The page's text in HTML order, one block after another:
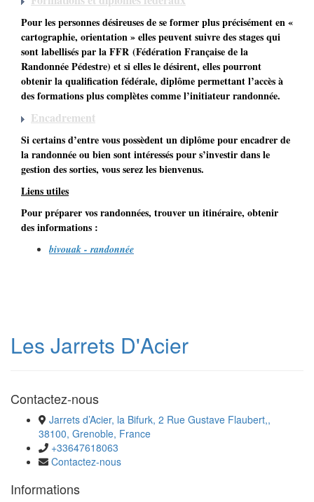
Pour les personnes désireuses de se former plus précisément en «
cartographie, orientation » elles peuvent suivre des stages qui
sont labellisés par la FFR (Fédération Française de la
Randonnée Pédestre) et si elles le désirent, elles pourront
obtenir la qualification fédérale, diplôme permettant l’accès à
des formations plus complètes comme l’initiateur randonnée.
Encadrement
Si certains d’entre vous possèdent un diplôme pour encadrer de
la randonnée ou bien sont intéressés pour s’investir dans le
gestion des sorties, vous serez les bienvenus.
Liens utiles
Pour préparer vos randonnées, trouver un itinéraire, obtenir
des informations :
bivouak - randonnée
Les Jarrets D'Acier
Contactez-nous
Jarrets d’Acier, la Bifurk, 2 Rue Gustave Flaubert,,
38100, Grenoble, France
+33647618063
Contactez-nous
Informations